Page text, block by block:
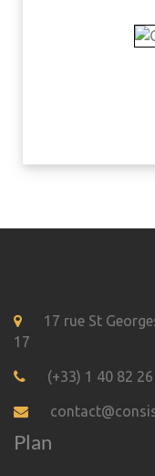
17 rue St
17
(+33) 1 40 82
Plan